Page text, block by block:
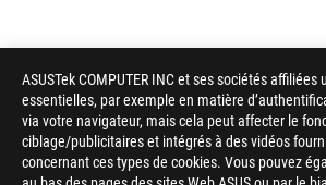
ASUSTek COMPUTER INC et ses sociétés
essentielles, par exemple en matière
via votre navigateur, mais cela peut affecter le
ciblage/publicitaires et intégrés à des vidéos
concernant ces types de cookies. Vous pouvez